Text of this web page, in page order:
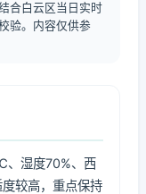
合白云区当日实时
验。内容仅供参
、湿度70%、西
较高，重点保持